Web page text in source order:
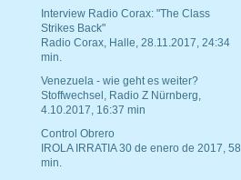
Interview Radio Corax: "The Class
Strikes Back"
Radio Corax, Halle, 28.11.2017, 24:34
min.
Venezuela - wie geht es weiter?
Stoffwechsel, Radio Z Nürnberg,
4.10.2017, 16:37 min
Control Obrero
IROLA IRRATIA 30 de enero de 2017, 58
min.